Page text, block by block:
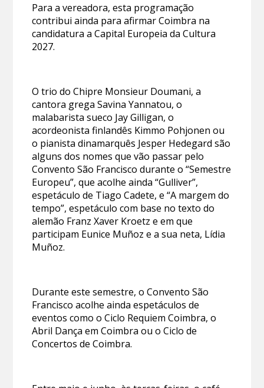
Para a vereadora, esta programação
contribui ainda para afirmar Coimbra na
candidatura a Capital Europeia da Cultura
2027.
O trio do Chipre Monsieur Doumani, a
cantora grega Savina Yannatou, o
malabarista sueco Jay Gilligan, o
acordeonista finlandês Kimmo Pohjonen ou
o pianista dinamarquês Jesper Hedegard são
alguns dos nomes que vão passar pelo
Convento São Francisco durante o “Semestre
Europeu”, que acolhe ainda “Gulliver”,
espetáculo de Tiago Cadete, e “A margem do
tempo”, espetáculo com base no texto do
alemão Franz Xaver Kroetz e em que
participam Eunice Muñoz e a sua neta, Lídia
Muñoz.
Durante este semestre, o Convento São
Francisco acolhe ainda espetáculos de
eventos como o Ciclo Requiem Coimbra, o
Abril Dança em Coimbra ou o Ciclo de
Concertos de Coimbra.